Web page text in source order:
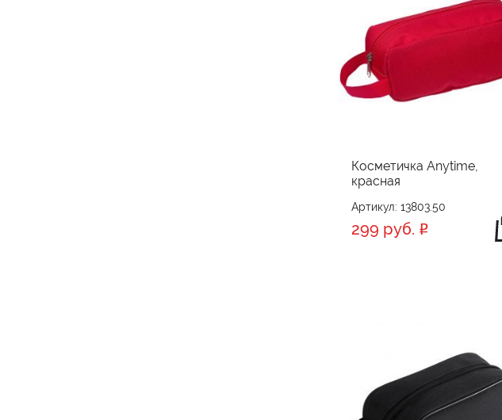
Косметичка Anytime,
красная
Артикул: 13803.50
299 руб.